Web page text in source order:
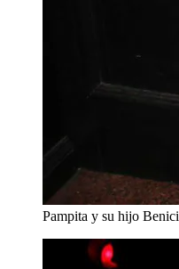
Pampita y su hijo